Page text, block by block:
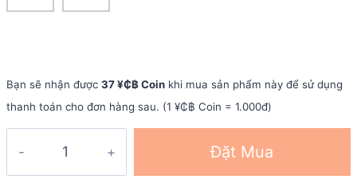
Bạn sẽ nhận được 37 ¥₵฿ Coin khi mua sản phẩm này để sử dụng
thanh toán cho đơn hàng sau. (1 ¥₵฿ Coin = 1.000đ)
Đặt Mua